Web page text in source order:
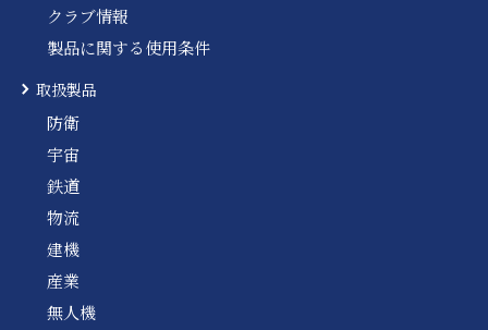
クラブ情報
製品に関する使用条件
取扱製品
防衛
宇宙
鉄道
物流
建機
産業
無人機